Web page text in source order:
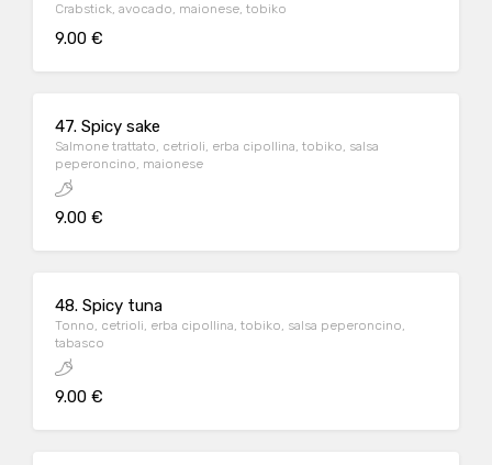
Crabstick, avocado, maionese, tobiko
9.00 €
47. Spicy sake
Salmone trattato, cetrioli, erba cipollina, tobiko, salsa
peperoncino, maionese
9.00 €
48. Spicy tuna
Tonno, cetrioli, erba cipollina, tobiko, salsa peperoncino,
tabasco
9.00 €